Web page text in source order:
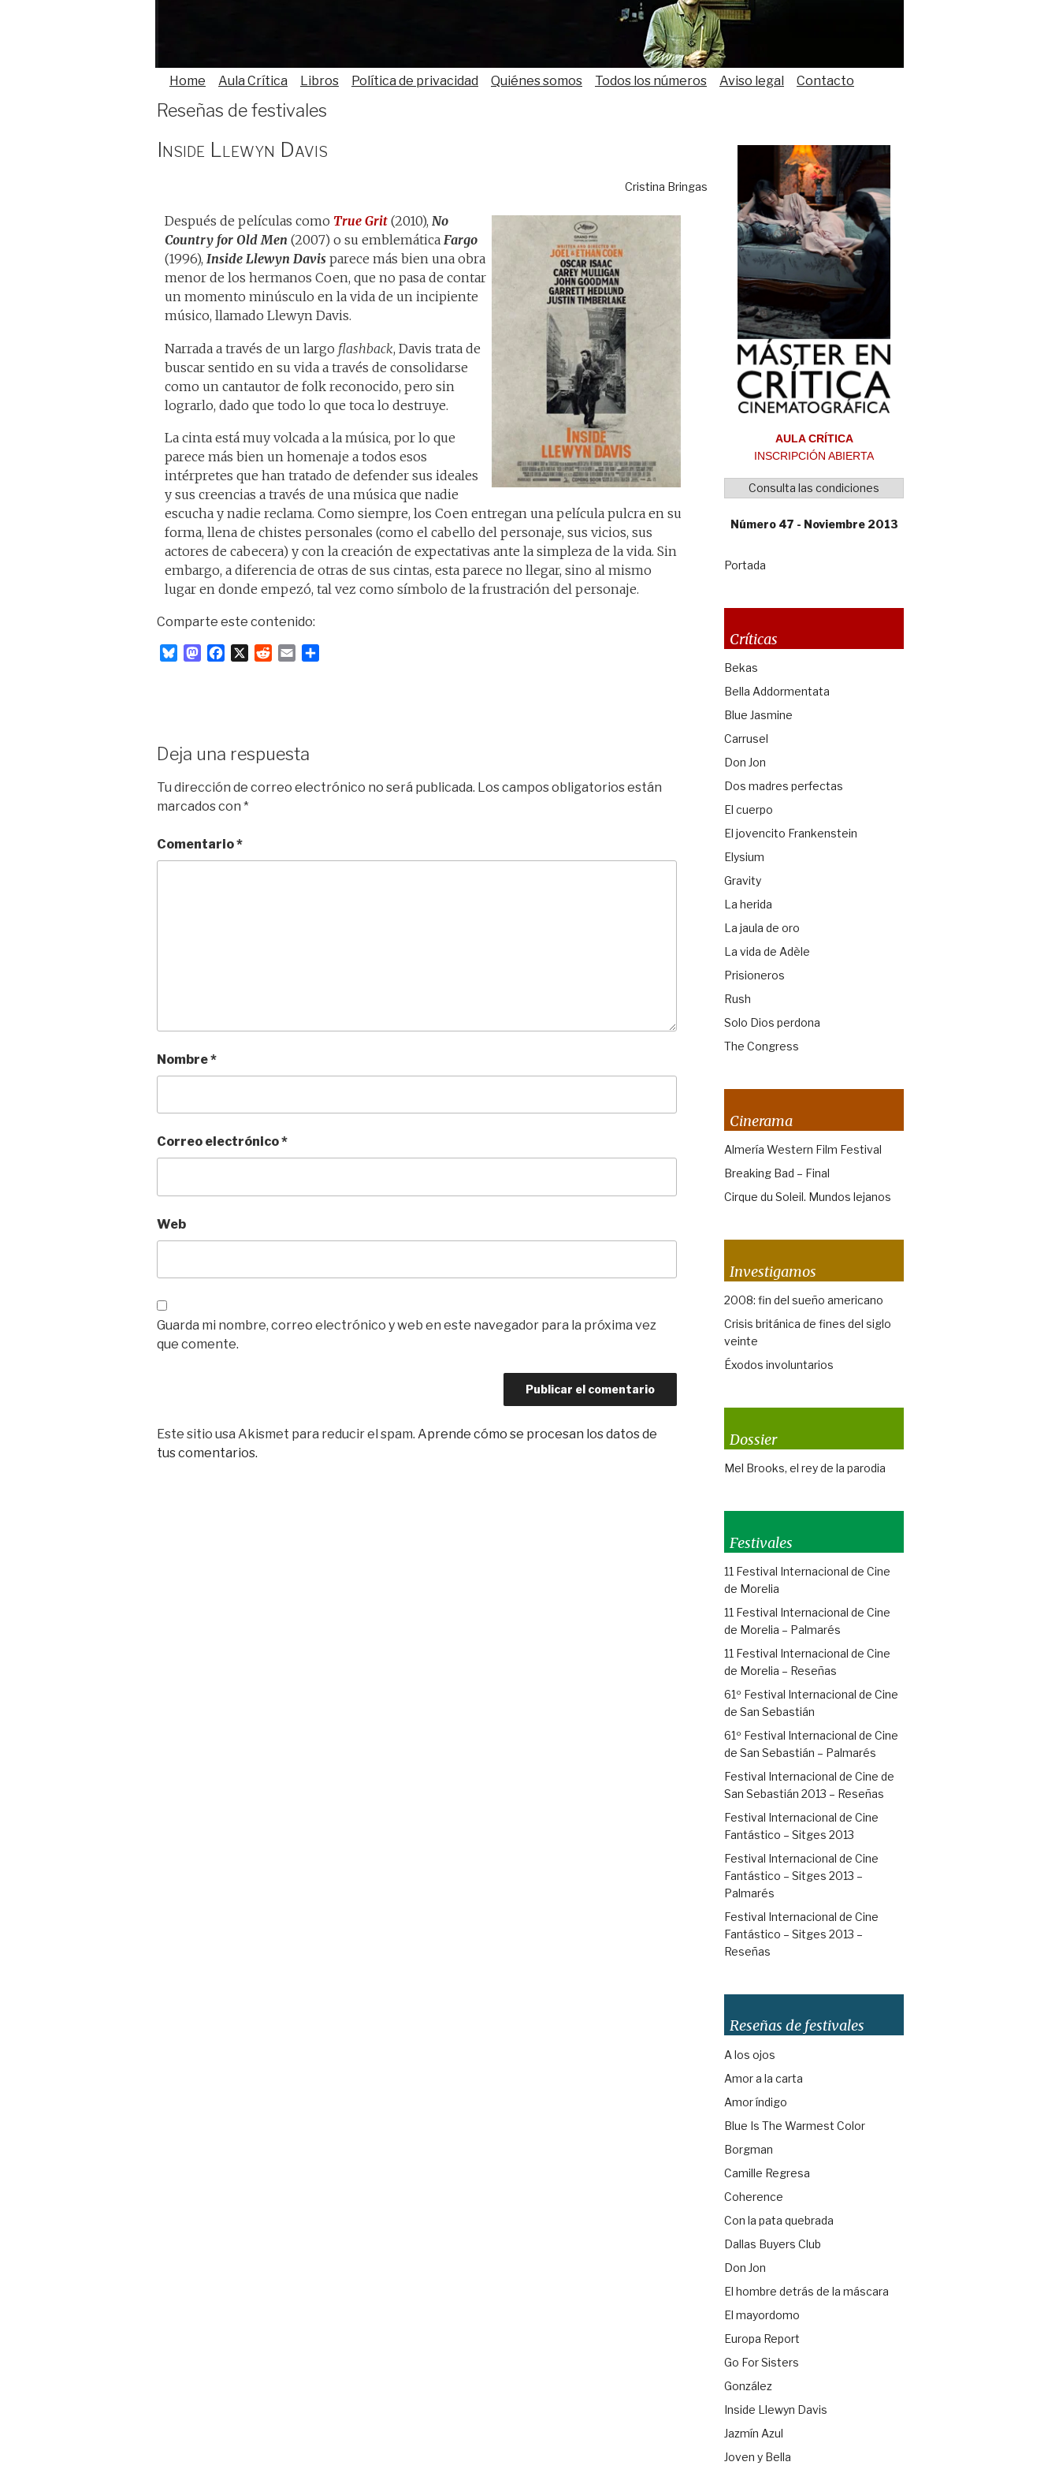
Home Aula Crítica Libros Política de privacidad Quiénes somos Todos los números Aviso legal Contacto
Reseñas de festivales
Inside Llewyn Davis
Cristina Bringas
Después de películas como True Grit (2010), No
Country for Old Men (2007) o su emblemática Fargo
(1996), Inside Llewyn Davis parece más bien una obra
menor de los hermanos Coen, que no pasa de contar
un momento minúsculo en la vida de un incipiente
músico, llamado Llewyn Davis.
Narrada a través de un largo flashback, Davis trata de
buscar sentido en su vida a través de consolidarse
como un cantautor de folk reconocido, pero sin
lograrlo, dado que todo lo que toca lo destruye.
La cinta está muy volcada a la música, por lo que
parece más bien un homenaje a todos esos
intérpretes que han tratado de defender sus ideales
y sus creencias a través de una música que nadie
escucha y nadie reclama. Como siempre, los Coen entregan una película pulcra en su
forma, llena de chistes personales (como el cabello del personaje, sus vicios, sus
actores de cabecera) y con la creación de expectativas ante la simpleza de la vida. Sin
embargo, a diferencia de otras de sus cintas, esta parece no llegar, sino al mismo
lugar en donde empezó, tal vez como símbolo de la frustración del personaje.
Comparte este contenido:
y
M
o
o
X
r
Deja una respuesta
Tu dirección de correo electrónico no será publicada. Los campos obligatorios están
marcados con *
Comentario*
Nombre*
Correo electrónico*
Web
Guarda mi nombre, correo electrónico y web en este navegador para la próxima vez
que comente.
Este sitio usa Akismet para reducir el spam. Aprende cómo se procesan los datos de
tus comentarios.
AULA CRÍTICA
INSCRIPCIÓN ABIERTA
Consulta las condiciones
Número 47 - Noviembre 2013
Portada
Críticas
Bekas
Bella Addormentata
Blue Jasmine
Carrusel
Don Jon
Dos madres perfectas
El cuerpo
El jovencito Frankenstein
Elysium
Gravity
La herida
La jaula de oro
La vida de Adèle
Prisioneros
Rush
Solo Dios perdona
The Congress
Cinerama
Almería Western Film Festival
Breaking Bad – Final
Cirque du Soleil. Mundos lejanos
Investigamos
2008: fin del sueño americano
Crisis británica de fines del siglo
veinte
Éxodos involuntarios
Dossier
Mel Brooks, el rey de la parodia
Festivales
11 Festival Internacional de Cine
de Morelia
11 Festival Internacional de Cine
de Morelia – Palmarés
11 Festival Internacional de Cine
de Morelia – Reseñas
61º Festival Internacional de Cine
de San Sebastián
61º Festival Internacional de Cine
de San Sebastián – Palmarés
Festival Internacional de Cine de
San Sebastián 2013 – Reseñas
Festival Internacional de Cine
Fantástico – Sitges 2013
Festival Internacional de Cine
Fantástico – Sitges 2013 –
Palmarés
Festival Internacional de Cine
Fantástico – Sitges 2013 –
Reseñas
Reseñas de festivales
A los ojos
Amor a la carta
Amor índigo
Blue Is The Warmest Color
Borgman
Camille Regresa
Coherence
Con la pata quebrada
Dallas Buyers Club
Don Jon
El hombre detrás de la máscara
El mayordomo
Europa Report
Go For Sisters
González
Inside Llewyn Davis
Jazmín Azul
Joven y Bella